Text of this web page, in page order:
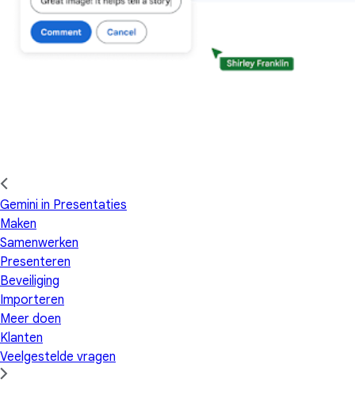
Gemini in Presentaties
Maken
Samenwerken
Presenteren
Beveiliging
Importeren
Meer doen
Klanten
Veelgestelde vragen